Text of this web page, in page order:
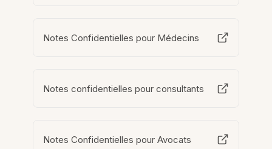
Notes Confidentielles pour Médecins
Notes confidentielles pour consultants
Notes Confidentielles pour Avocats